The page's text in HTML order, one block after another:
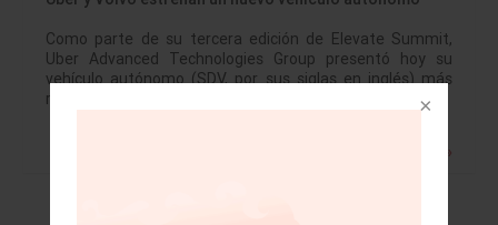
Como parte de su tercera edición de Elevate Summit,
Uber Advanced Technologies Group presentó hoy su
vehículo autónomo (SDV, por sus siglas en inglés) más
reciente en colaboración con Volvo…
Leer más »